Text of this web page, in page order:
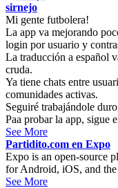
sirnejo
Mi gente futbolera!
La app va mejorando
login por usuario y
La traducción a español
cruda.
Ya tiene chats entre
comunidades activas.
Seguiré trabajándole
Paa probar la app, sigue
See More
Partidito.com en Expo
Expo is an open-source
for Android, iOS, and
See More